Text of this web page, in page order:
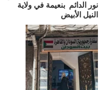
نور الدائم بنعيمة في ولاية
النيل الأبيض